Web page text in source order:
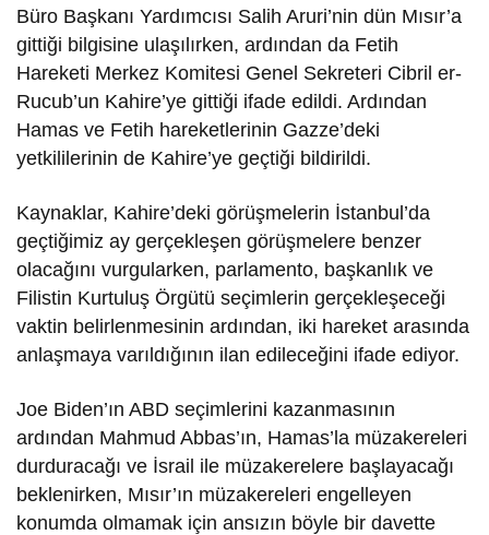
Büro Başkanı Yardımcısı Salih Aruri’nin dün Mısır’a
gittiği bilgisine ulaşılırken, ardından da Fetih
Hareketi Merkez Komitesi Genel Sekreteri Cibril er-
Rucub’un Kahire’ye gittiği ifade edildi. Ardından
Hamas ve Fetih hareketlerinin Gazze’deki
yetkililerinin de Kahire’ye geçtiği bildirildi.
Kaynaklar, Kahire’deki görüşmelerin İstanbul’da
geçtiğimiz ay gerçekleşen görüşmelere benzer
olacağını vurgularken, parlamento, başkanlık ve
Filistin Kurtuluş Örgütü seçimlerin gerçekleşeceği
vaktin belirlenmesinin ardından, iki hareket arasında
anlaşmaya varıldığının ilan edileceğini ifade ediyor.
Joe Biden’ın ABD seçimlerini kazanmasının
ardından Mahmud Abbas’ın, Hamas’la müzakereleri
durduracağı ve İsrail ile müzakerelere başlayacağı
beklenirken, Mısır’ın müzakereleri engelleyen
konumda olmamak için ansızın böyle bir davette